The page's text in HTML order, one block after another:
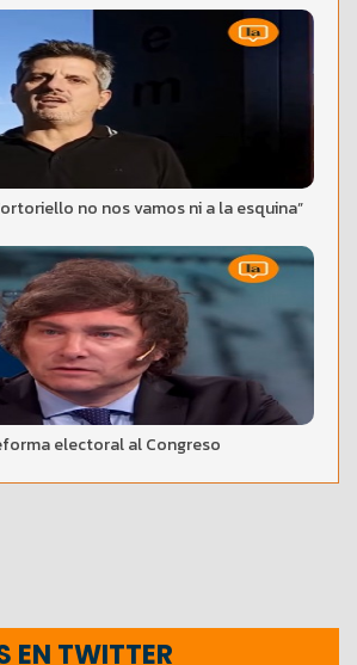
no nos vamos ni a la esquina”
electoral al Congreso
EN TWITTER